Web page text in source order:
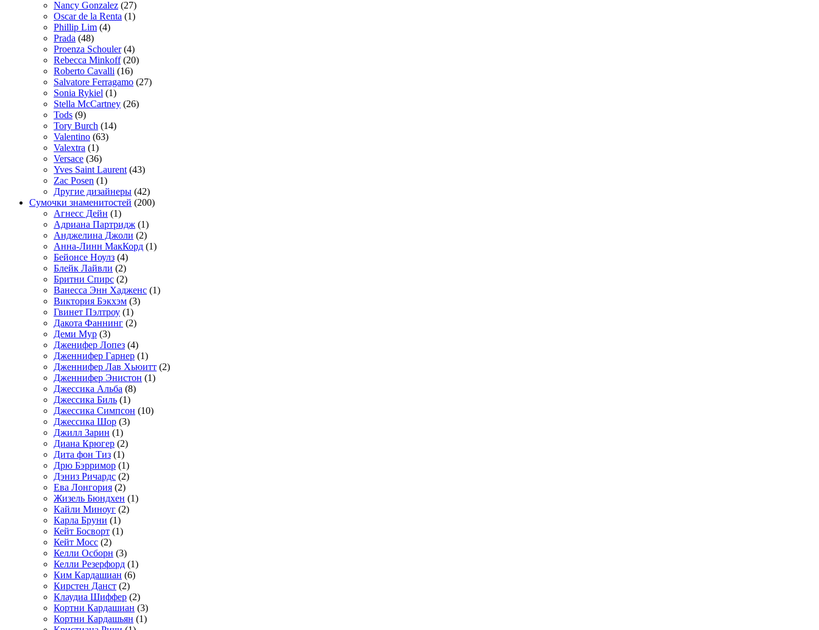
Nancy Gonzalez (27)
Oscar de la Renta (1)
Phillip Lim (4)
Prada (48)
Proenza Schouler(4)
Rebecca Minkoff(20)
Roberto Cavalli (16)
Salvatore Ferragamo (27)
Sonia Rykiel (1)
Stella McCartney (26)
Tods (9)
Tory Burch (14)
Valentino (63)
Valextra (1)
Versace (36)
Yves Saint Laurent (43)
Zac Posen (1)
Другие дизайнеры (42)
Сумочки знаменитостей (200)
Агнесс Дейн (1)
Адриана Партридж (1)
Анджелина Джоли (2)
Анна-Линн МакКорд (1)
Бейонсе Ноулз (4)
Блейк Лайвли (2)
Бритни Спирс (2)
Ванесса Энн Хадженс (1)
Виктория Бэкхэм (3)
Гвинет Пэлтроу (1)
Дакота Фаннинг (2)
Деми Мур (3)
Дженифер Лопез (4)
Дженнифер Гарнер (1)
Дженнифер Лав Хьюитт (2)
Дженнифер Энистон (1)
Джессика Альба (8)
Джессика Биль (1)
Джессика Симпсон (10)
Джессика Шор (3)
Джилл Зарин (1)
Диана Крюгер (2)
Дита фон Тиз (1)
Дрю Бэрримор (1)
Дэниз Ричардс (2)
Ева Лонгория (2)
Жизель Бюндхен (1)
Кайли Миноуг (2)
Карла Бруни (1)
Кейт Босворт (1)
Кейт Мосс (2)
Келли Осборн (3)
Келли Резерфорд (1)
Ким Кардашиан (6)
Кирстен Данст (2)
Клаудиа Шиффер (2)
Кортни Кардашиан (3)
Кортни Кардашьян (1)